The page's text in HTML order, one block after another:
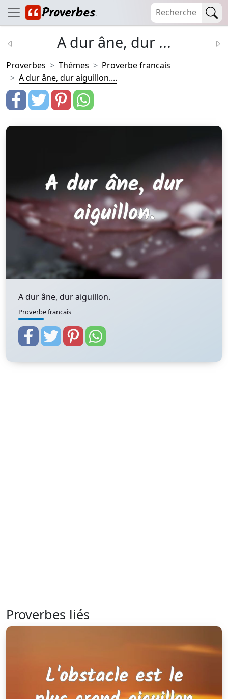
A dur âne, dur ...
Proverbes Thémes
Proverbe francais
A dur âne, dur aiguillon....
A dur âne, dur aiguillon.
Proverbe francais
Proverbes liés